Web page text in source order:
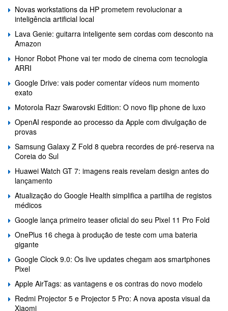
Novas workstations da HP prometem revolucionar a
inteligência artificial local
Lava Genie: guitarra inteligente sem cordas com desconto na
Amazon
Honor Robot Phone vai ter modo de cinema com tecnologia
ARRI
Google Drive: vais poder comentar vídeos num momento
exato
Motorola Razr Swarovski Edition: O novo flip phone de luxo
OpenAI responde ao processo da Apple com divulgação de
provas
Samsung Galaxy Z Fold 8 quebra recordes de pré-reserva na
Coreia do Sul
Huawei Watch GT 7: imagens reais revelam design antes do
lançamento
Atualização do Google Health simplifica a partilha de registos
médicos
Google lança primeiro teaser oficial do seu Pixel 11 Pro Fold
OnePlus 16 chega à produção de teste com uma bateria
gigante
Google Clock 9.0: Os live updates chegam aos smartphones
Pixel
Apple AirTags: as vantagens e os contras do novo modelo
Redmi Projector 5 e Projector 5 Pro: A nova aposta visual da
Xiaomi